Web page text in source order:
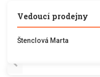
Vedoucí prodejny
Štenclová Marta